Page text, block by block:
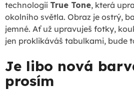
technologií True Tone, která
okolního světla. Obraz je ostrý,
jemné. Ať už upravuješ fotky,
jen proklikáváš tabulkami, bude
Je libo nová
prosím